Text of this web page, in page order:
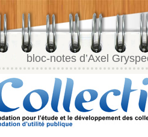
bloc-notes d’Axel